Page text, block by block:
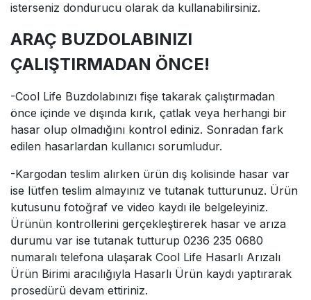
isterseniz dondurucu olarak da kullanabilirsiniz.
ARAÇ BUZDOLABINIZI
ÇALIŞTIRMADAN ÖNCE!
-Cool Life Buzdolabınızı fişe takarak çalıştırmadan
önce içinde ve dışında kırık, çatlak veya herhangi bir
hasar olup olmadığını kontrol ediniz. Sonradan fark
edilen hasarlardan kullanıcı sorumludur.
-Kargodan teslim alırken ürün dış kolisinde hasar var
ise lütfen teslim almayınız ve tutanak tutturunuz. Ürün
kutusunu fotoğraf ve video kaydı ile belgeleyiniz.
Ürünün kontrollerini gerçekleştirerek hasar ve arıza
durumu var ise tutanak tutturup 0236 235 0680
numaralı telefona ulaşarak Cool Life Hasarlı Arızalı
Ürün Birimi aracılığıyla Hasarlı Ürün kaydı yaptırarak
prosedürü devam ettiriniz.